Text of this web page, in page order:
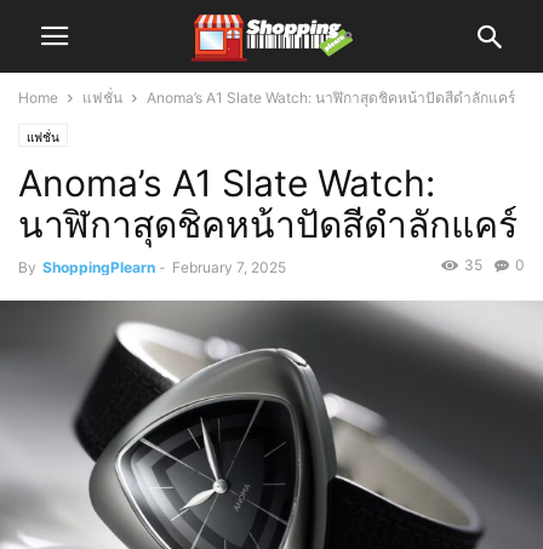
Home แฟชั่น Anoma’s A1 Slate Watch: นาฬิกาสุดชิคหน้าปัดสีดำลักแคร์
แฟชั่น
Anoma’s A1 Slate Watch:
นาฬิกาสุดชิคหน้าปัดสีดำลักแคร์
By ShoppingPlearn - February 7, 2025 0
35